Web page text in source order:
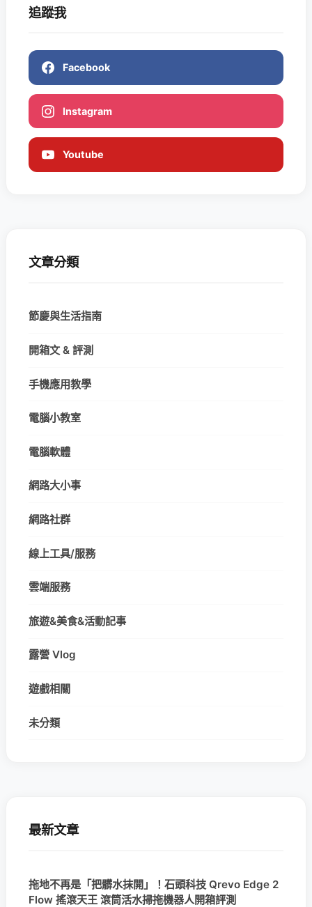
追蹤我
Facebook
Instagram
Youtube
文章分類
節慶與生活指南
開箱文 & 評測
手機應用教學
電腦小教室
電腦軟體
網路大小事
網路社群
線上工具/服務
雲端服務
旅遊&美食&活動記事
露營 Vlog
遊戲相關
未分類
最新文章
拖地不再是「把髒水抹開」！石頭科技 Qrevo Edge 2
Flow 搖滾天王 滾筒活水掃拖機器人開箱評測